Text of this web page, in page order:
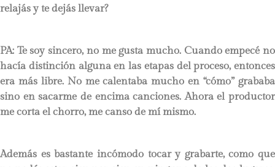
relajás y te dejás llevar?
PA: Te soy sincero, no me gusta mucho. Cuando empecé no
hacía distinción alguna en las etapas del proceso, entonces
era más libre. No me calentaba mucho en “cómo” grababa
sino en sacarme de encima canciones. Ahora el productor
me corta el chorro, me canso de mí mismo.
Además es bastante incómodo tocar y grabarte, como que